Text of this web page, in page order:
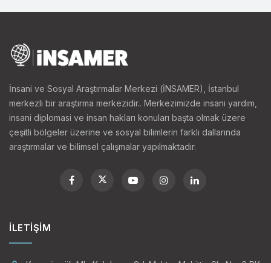
İnsani ve Sosyal Araştırmalar Merkezi (İNSAMER), İstanbul
merkezli bir araştırma merkezidir.. Merkezimizde insani yardım,
insani diplomasi ve insan hakları konuları başta olmak üzere
çeşitli bölgeler üzerine ve sosyal bilimlerin farklı dallarında
araştırmalar ve bilimsel çalışmalar yapılmaktadır.
İLETIŞIM